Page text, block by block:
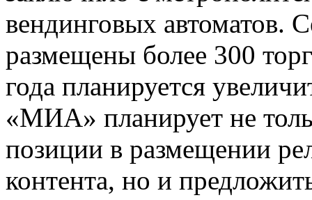
вендинговых автоматов.
размещены более 300
года планируется
«МИА» планирует не
позиции в размещении
контента, но и